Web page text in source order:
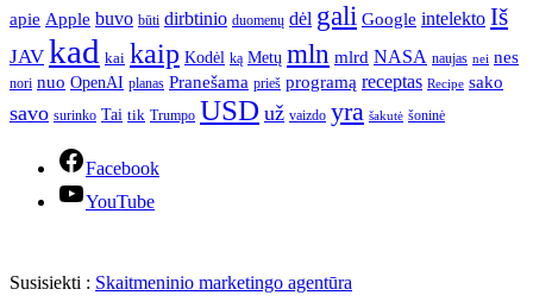
apie Apple buvo būti dirbtinio duomenų dėl gali Google intelekto Iš
JAV kad kai kaip Kodėl ką Metų mln mlrd NASA naujas nei nes
nori nuo OpenAI planas Pranešama prieš programą receptas Recipe sako
savo surinko Tai tik Trumpo USD už vaizdo yra šakutė šoninė
Facebook
YouTube
Susisiekti : Skaitmeninio marketingo agentūra